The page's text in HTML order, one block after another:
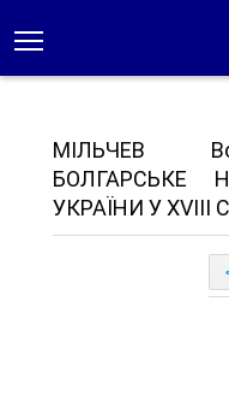
МІЛЬЧЕВ
БОЛГАРСЬКЕ
УКРАЇНИ У XVIII